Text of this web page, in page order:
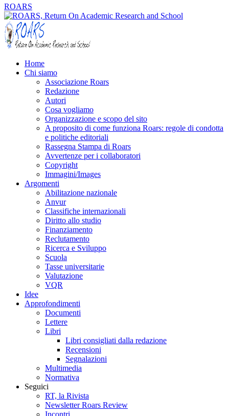
ROARS
Home
Chi siamo
Associazione Roars
Redazione
Autori
Cosa vogliamo
Organizzazione e scopo del sito
A proposito di come funziona Roars: regole di condotta
e politiche editoriali
Rassegna Stampa di Roars
Avvertenze per i collaboratori
Copyright
Immagini/Images
Argomenti
Abilitazione nazionale
Anvur
Classifiche internazionali
Diritto allo studio
Finanziamento
Reclutamento
Ricerca e Sviluppo
Scuola
Tasse universitarie
Valutazione
VQR
Idee
Approfondimenti
Documenti
Lettere
Libri
Libri consigliati dalla redazione
Recensioni
Segnalazioni
Multimedia
Normativa
Seguici
RT, la Rivista
Newsletter Roars Review
Incontri